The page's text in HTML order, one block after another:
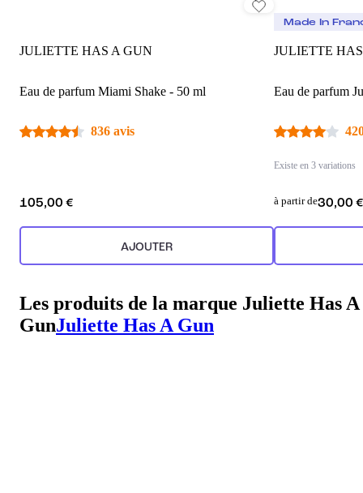
JULIETTE HAS A GUN
Eau de parfum Miami Shake - 50 ml
836 avis
105,00 €
AJOUTER
Made In
JULIETTE
Eau de parfum
Existe en 3 variations
à partir de30,00 €
Les produits de la marque Juliette Has A
GunJuliette Has A Gun